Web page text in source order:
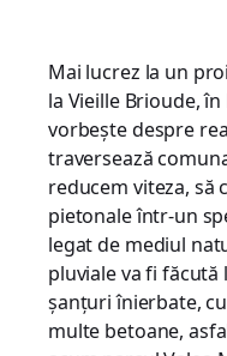
Mai lucrez la un
la Vieille Brioude,
vorbește despre
traversează
reducem viteza, să
pietonale într-un
legat de mediul
pluviale va fi
șanțuri înierbate,
multe betoane,